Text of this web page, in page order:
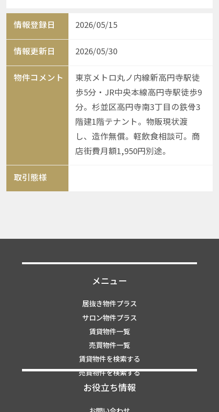
情報登録日 2026/05/15
情報更新日 2026/05/30
物件コメント
東京メトロ丸ノ内線新高円寺駅徒
歩5分・JR中央本線高円寺駅徒歩9
分。杉並区高円寺南3丁目の鉄骨3
階建1階テナント。物販現状渡
し、造作無償。軽飲食相談可。商
店街費月額1,950円別途。
取引態様
メニュー
居抜き物件プラス
サロン物件プラス
賃貸物件一覧
売買物件一覧
賃貸物件を検索する
売買物件を検索する
お役立ち情報